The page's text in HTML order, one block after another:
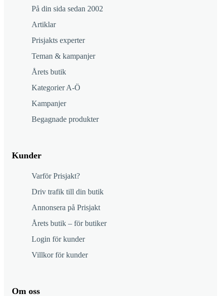
På din sida sedan 2002
Artiklar
Prisjakts experter
Teman & kampanjer
Årets butik
Kategorier A-Ö
Kampanjer
Begagnade produkter
Kunder
Varför Prisjakt?
Driv trafik till din butik
Annonsera på Prisjakt
Årets butik – för butiker
Login för kunder
Villkor för kunder
Om oss